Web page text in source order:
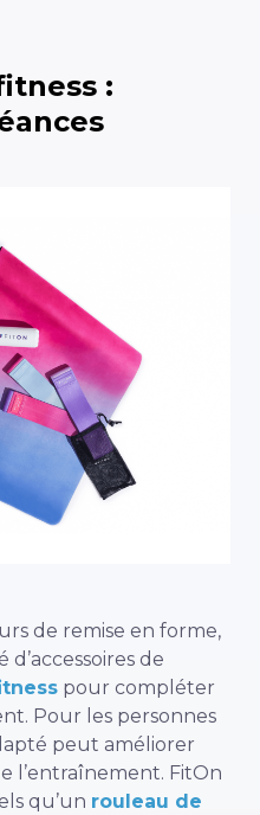
:
de remise en forme,
de
pour compléter
Pour les personnes
peut améliorer
l’entraînement. FitOn
qu’un rouleau de